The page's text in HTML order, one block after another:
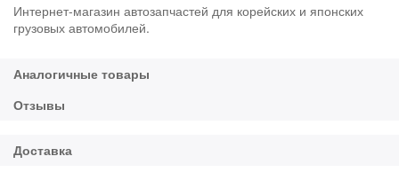
Интернет-магазин автозапчастей для корейских и японских
грузовых автомобилей.